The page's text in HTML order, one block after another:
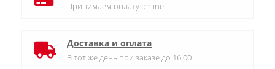
Принимаем оплату online
Доставка и оплата
В тот же день при заказе до 16:00